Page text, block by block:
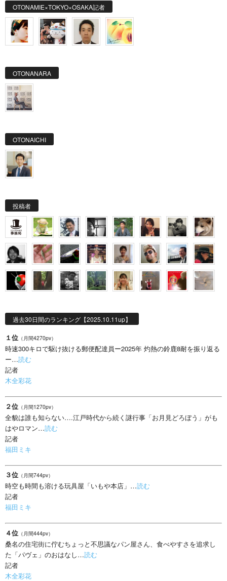
OTONAMIE×TOKYO×OSAKA記者
OTONANARA
OTONAICHI
投稿者
過去30日間のランキング【2025.10.11up】
１位 （月間4270pv）
時速300キロで駆け抜ける郵便配達員ー2025年 灼熱の鈴鹿8耐を振り返る
ー…読む
記者
木全彩花
２位 （月間1270pv）
全貌は誰も知らない….江戸時代から続く謎行事「お月見どろぼう」がも
はやロマン…読む
記者
福田ミキ
３位 （月間744pv）
時空も時間も溶ける玩具屋「いもや本店」…読む
記者
福田ミキ
４位 （月間444pv）
桑名の住宅街に佇むちょっと不思議なパン屋さん、食べやすさを追求し
た「パヴェ」のおはなし…読む
記者
木全彩花